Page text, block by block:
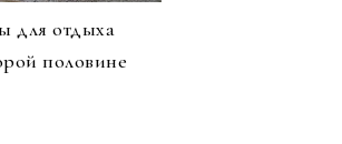
для отдыха
половине